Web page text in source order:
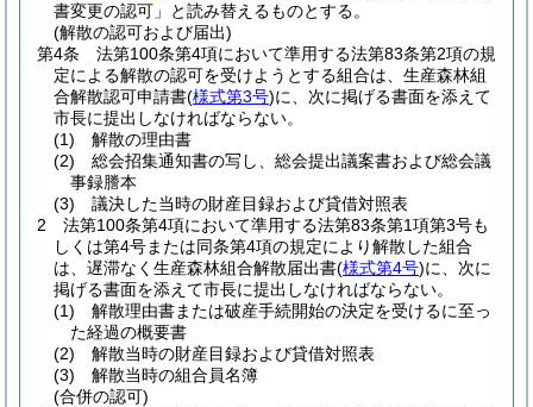
書変更の認可」と読み替えるものとする。
(解散の認可および届出)
第4条
法第100条第4項において準用する法第83条第2項の規
定による解散の認可を受けようとする組合は、生産森林組
合解散認可申請書(様式第3号)に、次に掲げる書面を添えて
市長に提出しなければならない。
(1)
解散の理由書
(2)
総会招集通知書の写し、総会提出議案書および総会議
事録謄本
(3)
議決した当時の財産目録および貸借対照表
2
法第100条第4項において準用する法第83条第1項第3号も
しくは第4号または同条第4項の規定により解散した組合
は、遅滞なく生産森林組合解散届出書(様式第4号)に、次に
掲げる書面を添えて市長に提出しなければならない。
(1)
解散理由書または破産手続開始の決定を受けるに至っ
た経過の概要書
(2)
解散当時の財産目録および貸借対照表
(3)
解散当時の組合員名簿
(合併の認可)